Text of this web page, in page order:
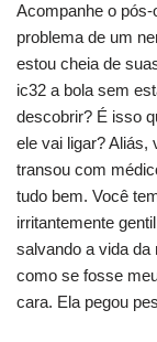
Acompanhe o pós-
problema de um
estou cheia de
ic32 a bola sem
descobrir? É isso
ele vai ligar? Aliás,
transou com
tudo bem. Você
irritantemente
salvando a vida da
como se fosse
cara. Ela pegou